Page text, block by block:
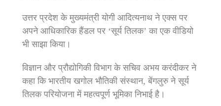
उत्तर प्रदेश के मुख्यमंत्री योगी आदित्यनाथ ने एक्स पर
अपने आधिकारिक हैंडल पर ‘सूर्य तिलक’ का एक वीडियो
भी साझा किया।
विज्ञान और प्रौद्योगिकी विभाग के सचिव अभय करंदीकर ने
कहा कि भारतीय खगोल भौतिकी संस्थान, बेंगलुरु ने सूर्य
तिलक परियोजना में महत्वपूर्ण भूमिका निभाई है।